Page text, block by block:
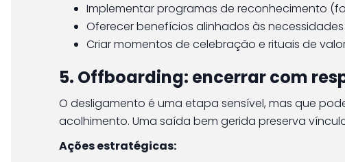
Implementar programas de reconhecimento
Oferecer benefícios alinhados às
Criar momentos de celebração e rituais de
5. Offboarding: encerrar com
O desligamento é uma etapa sensível, mas que
acolhimento. Uma saída bem gerida preserva
Ações estratégicas: